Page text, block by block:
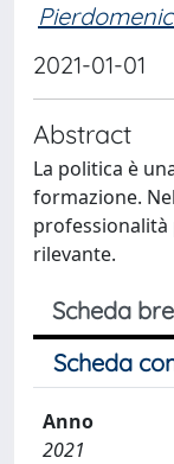
2021-01-01
Abstract
La politica è
formazione.
professionalità
rilevante.
Scheda
Scheda
Anno
2021